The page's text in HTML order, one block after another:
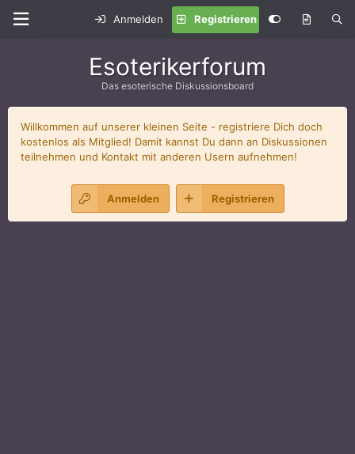
Anmelden Registrieren
Esoterikerforum
Das esoterische Diskussionsboard
Willkommen auf unserer kleinen Seite - registriere Dich doch
kostenlos als Mitglied! Damit kannst Du dann an Diskussionen
teilnehmen und Kontakt mit anderen Usern aufnehmen!
Anmelden Registrieren